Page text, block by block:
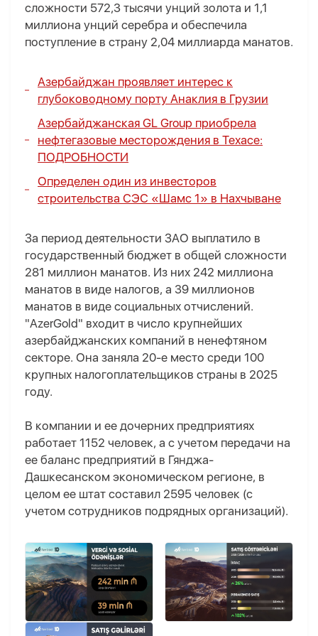
сложности 572,3 тысячи унций золота и 1,1
миллиона унций серебра и обеспечила
поступление в страну 2,04 миллиарда манатов.
Азербайджан проявляет интерес к
глубоководному порту Анаклия в Грузии
Азербайджанская GL Group приобрела
нефтегазовые месторождения в Техасе:
ПОДРОБНОСТИ
Определен один из инвесторов
строительства СЭС «Шамс 1» в Нахчыване
За период деятельности ЗАО выплатило в
государственный бюджет в общей сложности
281 миллион манатов. Из них 242 миллиона
манатов в виде налогов, а 39 миллионов
манатов в виде социальных отчислений.
"AzerGold" входит в число крупнейших
азербайджанских компаний в ненефтяном
секторе. Она заняла 20-е место среди 100
крупных налогоплательщиков страны в 2025
году.
В компании и ее дочерних предприятиях
работает 1152 человек, а с учетом передачи на
ее баланс предприятий в Гянджа-
Дашкесанском экономическом регионе, в
целом ее штат составил 2595 человек (с
учетом сотрудников подрядных организаций).